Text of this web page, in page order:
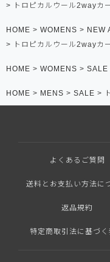
トロピカルウール2wayカ
HOME WOMENS
NEW
トロピカルウール2wayカ
HOME WOMENS SALE
HOME MENS SALE
よくあるご質問
送料とお支払い方法に
返品規約
特定商取引法に基づく